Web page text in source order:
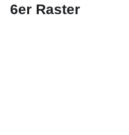
6er Raster